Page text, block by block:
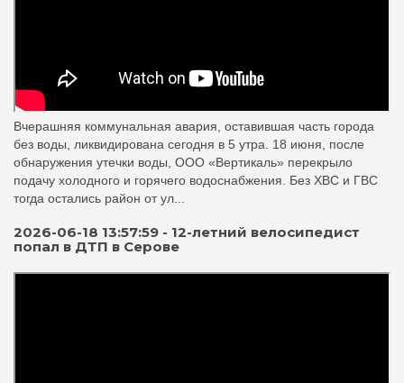
Вчерашняя коммунальная авария, оставившая часть города
без воды, ликвидирована сегодня в 5 утра. 18 июня, после
обнаружения утечки воды, ООО «Вертикаль» перекрыло
подачу холодного и горячего водоснабжения. Без ХВС и ГВС
тогда остались район от ул...
2026-06-18 13:57:59 - 12-летний велосипедист
попал в ДТП в Серове